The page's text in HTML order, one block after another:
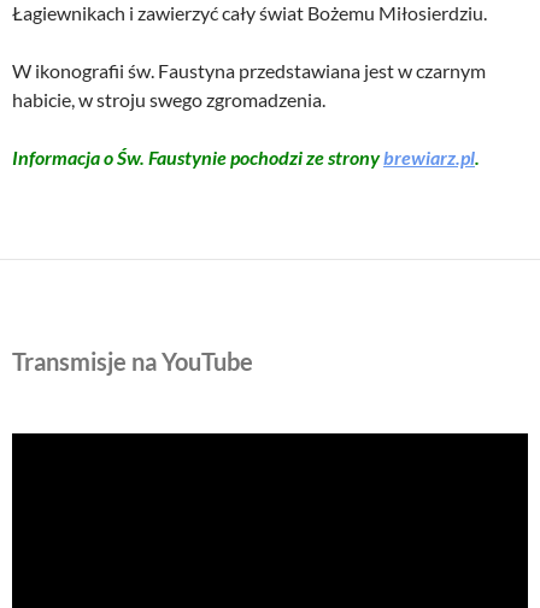
Łagiewnikach i zawierzyć cały świat Bożemu Miłosierdziu.
W ikonografii św. Faustyna przedstawiana jest w czarnym
habicie, w stroju swego zgromadzenia.
Informacja o Św. Faustynie pochodzi ze stronybrewiarz.pl.
Transmisje na YouTube